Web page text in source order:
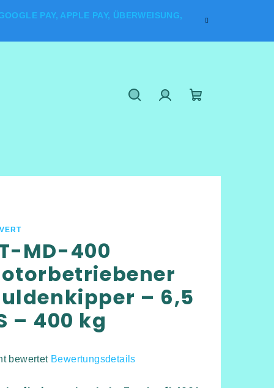
PAY, APPLE PAY, ÜBERWEISUNG,
MD-400
– 6,5
– 400 kg
bewertet Bewertungsdetails